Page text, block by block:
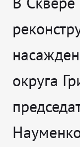
округа